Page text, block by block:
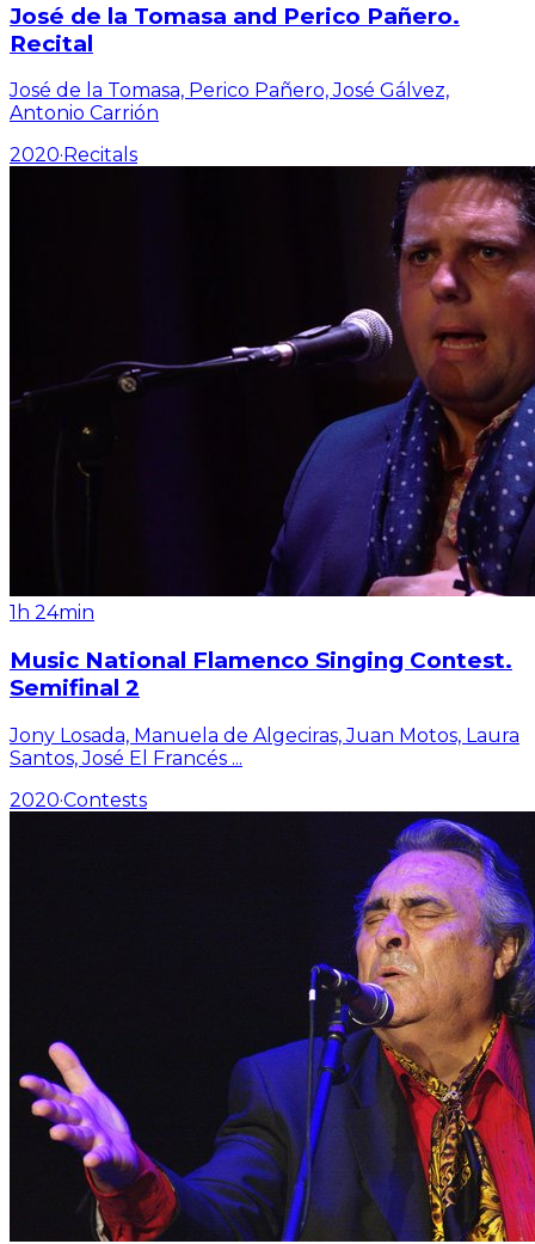
José de la Tomasa and Perico Pañero.
Recital
José de la Tomasa, Perico Pañero, José Gálvez,
Antonio Carrión
2020· Recitals
1h 24min
Music National Flamenco Singing Contest.
Semifinal 2
Jony Losada, Manuela de Algeciras, Juan Motos, Laura
Santos, José El Francés ...
2020·Contests